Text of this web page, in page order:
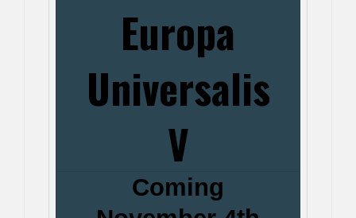
Europa
Universalis
V
Coming